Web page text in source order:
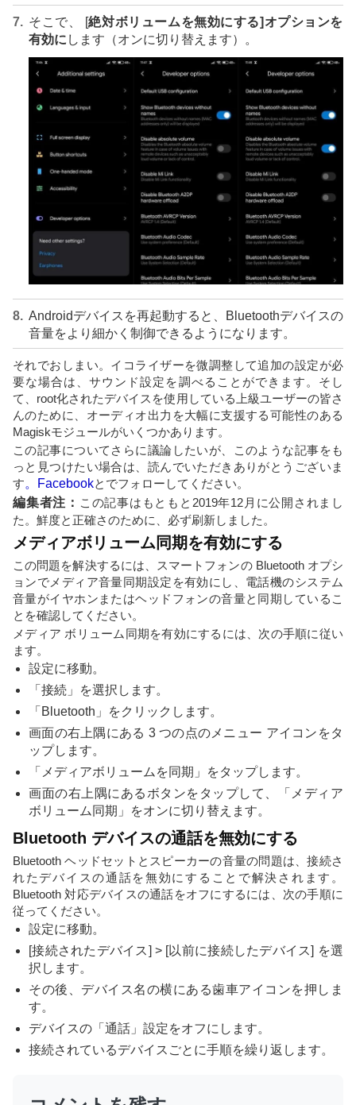
そこで、 [絶対ボリュームを無効にする]オプションを
有効に します（オンに切り替えます）。
Androidデバイスを再起動すると、Bluetoothデバイスの
音量をより細かく制御できるようになります。
それでおしまい。イコライザーを微調整して追加の設定が必
要な場合は、サウンド設定を調べることができます。そし
て、root化されたデバイスを使用している上級ユーザーの皆さ
んのために、オーディオ出力を大幅に支援する可能性のある
Magiskモジュールがいくつかあります。
この記事についてさらに議論したいが、このような記事をも
っと見つけたい場合は、読んでいただきありがとうございま
す。Facebookとでフォローしてください。
編集者注： この記事はもともと2019年12月に公開されまし
た。鮮度と正確さのために、必ず刷新しました。
メディアボリューム同期を有効にする
この問題を解決するには、スマートフォンの Bluetooth オプシ
ョンでメディア音量同期設定を有効にし、電話機のシステム
音量がイヤホンまたはヘッドフォンの音量と同期しているこ
とを確認してください。
メディア ボリューム同期を有効にするには、次の手順に従い
ます。
設定に移動。
「接続」を選択します。
「Bluetooth」をクリックします。
画面の右上隅にある 3 つの点のメニュー アイコンをタ
ップします。
「メディアボリュームを同期」をタップします。
画面の右上隅にあるボタンをタップして、「メディア
ボリューム同期」をオンに切り替えます。
Bluetooth デバイスの通話を無効にする
Bluetooth ヘッドセットとスピーカーの音量の問題は、接続さ
れたデバイスの通話を無効にすることで解決されます。
Bluetooth 対応デバイスの通話をオフにするには、次の手順に
従ってください。
設定に移動。
[接続されたデバイス] > [以前に接続したデバイス] を選
択します。
その後、デバイス名の横にある歯車アイコンを押しま
す。
デバイスの「通話」設定をオフにします。
接続されているデバイスごとに手順を繰り返します。